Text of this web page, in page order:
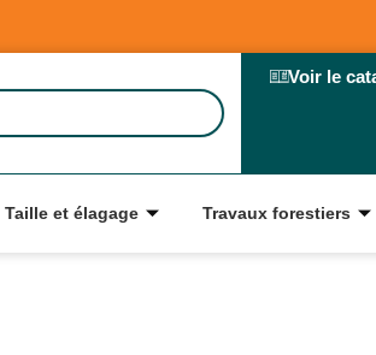
Voir le
Taille et élagage Travaux forestiers